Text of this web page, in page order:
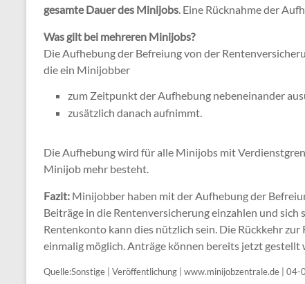
gesamte Dauer des Minijobs . Eine Rücknahme der
Was gilt bei mehreren Minijobs?
Die Aufhebung der Befreiung von der
die ein Minijobber
zum Zeitpunkt der Aufhebung nebeneinander
zusätzlich danach aufnimmt.
Die Aufhebung wird für alle Minijobs mit
Minijob mehr besteht.
Fazit: Minijobber haben mit der Aufhebung der
Beiträge in die Rentenversicherung einzahlen und
Rentenkonto kann dies nützlich sein. Die Rückkehr
einmalig möglich. Anträge können bereits jetzt gestellt
Quelle:Sonstige | Veröffentlichung | www.minijobzentrale.de |